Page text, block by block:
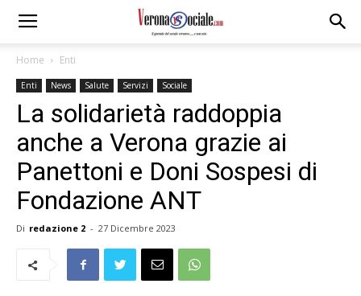
Home Enti
Enti News Salute Servizi Sociale
La solidarietà raddoppia
anche a Verona grazie ai
Panettoni e Doni Sospesi di
Fondazione ANT
Di redazione 2 - 27 Dicembre 2023